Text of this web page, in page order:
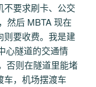
不要求刷卡、公交
然后 MBTA 现在
则要收费。我是建
心隧道的交通情
否则在隧道里能堵
车，机场摆渡车